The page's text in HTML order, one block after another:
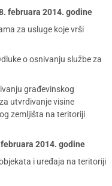
februara 2014. godine
za usluge koje vrši
o osnivanju službe za
građevinskog
utvrđivanje visine
zemljišta na teritoriji
2014. godine
i uređaja na teritoriji